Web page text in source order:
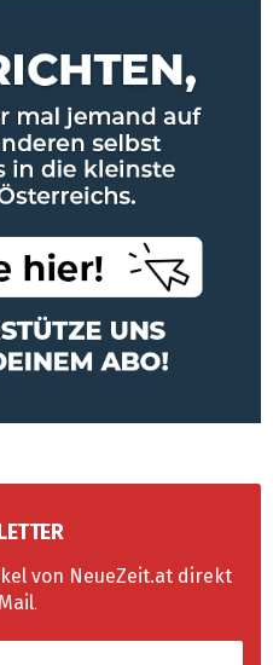
von NeueZeit.at direkt
.